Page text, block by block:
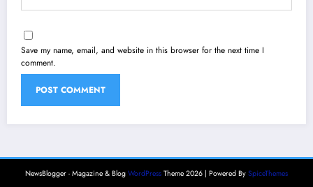
Save my name, email, and website in this browser for the next time I
comment.
NewsBlogger - Magazine & Blog WordPress Theme 2026 | Powered By SpiceThemes